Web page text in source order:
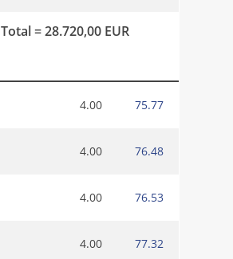
Total = 28.720,00 EUR
4.00 75.77
4.00 76.48
4.00 76.53
4.00 77.32